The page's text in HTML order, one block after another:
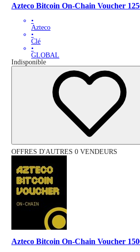
Azteco Bitcoin On-Chain Voucher
•
Azteco
•
Clé
•
GLOBAL
Indisponible
OFFRES D'AUTRES 0 VENDEURS
Azteco Bitcoin On-Chain Voucher